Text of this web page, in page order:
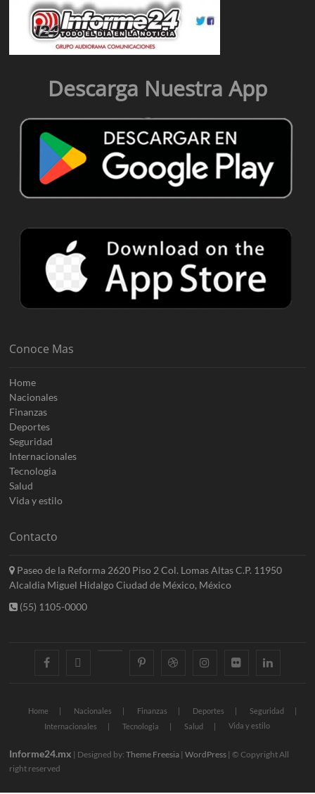
Descarga Nuestra App
Conoce Mas
Home
Nacionales
Finanzas
Deportes
Seguridad
Internacionales
Tecnologia
Salud
Vida y estilo
Contacto
Paseo de la Reforma 2620 Piso 2 Col. Lomas Altas C.P. 11950
Alcaldia Miguel Hidalgo Ciudad de México, México
(55) 1105-0000
facebook googlepluspinterestdribbble instagramflickr linkedin
Home Nacionales Finanzas Deportes
Seguridad
Internacionales
Tecnologia Salud Vida y estilo
Informe24.mx | Designed by:Theme Freesia |WordPress | © Copyright All
right reserved